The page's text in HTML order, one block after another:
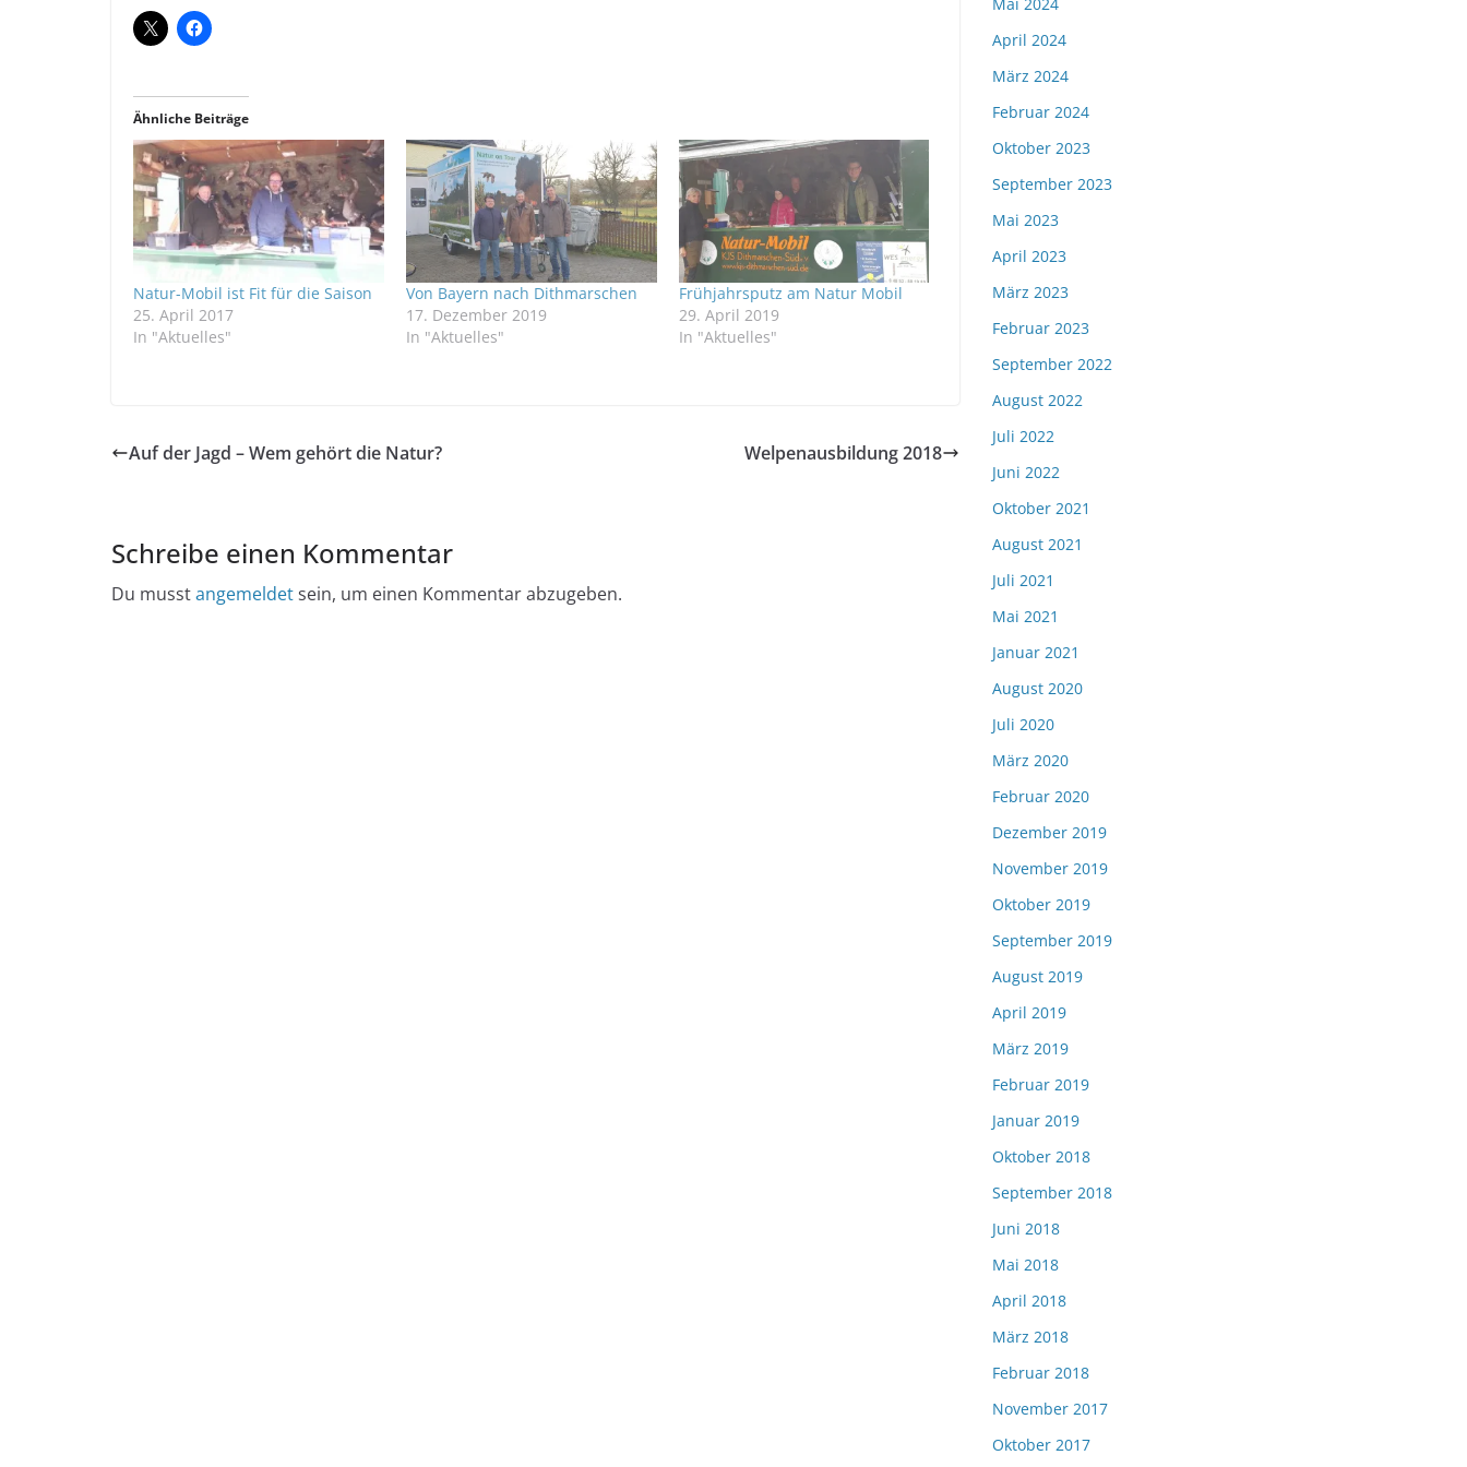
Ähnliche Beiträge
Natur-Mobil ist Fit für die Saison
25. April 2017
In "Aktuelles"
Von Bayern nach Dithmarschen
17. Dezember 2019
In "Aktuelles"
Frühjahrsputz am Natur Mobil
29. April 2019
In "Aktuelles"
Auf der Jagd – Wem gehört die Natur? Welpenausbildung 2018
Schreibe einen Kommentar
Du musstangemeldetsein, um einen Kommentar abzugeben.
April 2024
März 2024
Februar 2024
Oktober 2023
September 2023
Mai 2023
April 2023
März 2023
Februar 2023
September 2022
August 2022
Juli 2022
Juni 2022
Oktober 2021
August 2021
Juli 2021
Mai 2021
Januar 2021
August 2020
Juli 2020
März 2020
Februar 2020
Dezember 2019
November 2019
Oktober 2019
September 2019
August 2019
April 2019
März 2019
Februar 2019
Januar 2019
Oktober 2018
September 2018
Juni 2018
Mai 2018
April 2018
März 2018
Februar 2018
November 2017
Oktober 2017